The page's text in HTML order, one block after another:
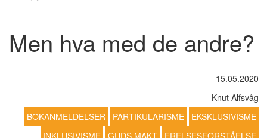
Men hva med de andre?
15.05.2020
Knut Alfsvåg
BOKANMELDELSER
PARTIKULARISME
EKSKLUSIVISME
INKLUSIVISME GUDS MAKT
FRELSESFORSTÅELSE